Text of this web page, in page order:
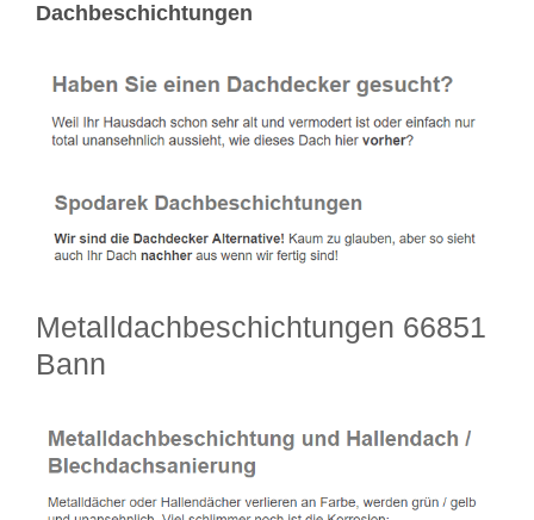
Dachbeschichtungen
Metalldachbeschichtungen 66851
Bann